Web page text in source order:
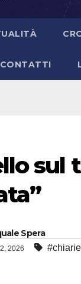
CONTATTI
sul
Spera
2026